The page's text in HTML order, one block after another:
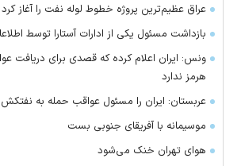
عراق عظیم‌ترین پروژه خطوط لوله نفت را آغاز کرد
بازداشت مسئول یکی از ادارات آستارا توسط
ونس: ایران اعلام کرده که قصدی برای دریافت
هرمز ندارد
عربستان: ایران را مسئول عواقب حمله به نفتکش
موسیمانه با آفریقای جنوبی بست
هوای تهران خنک می‌شود